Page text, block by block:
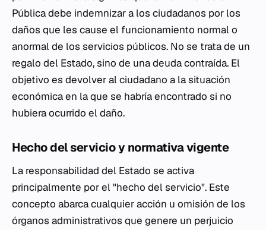
Pública debe indemnizar a los ciudadanos por los
daños que les cause el funcionamiento normal o
anormal de los servicios públicos. No se trata de un
regalo del Estado, sino de una deuda contraída. El
objetivo es devolver al ciudadano a la situación
económica en la que se habría encontrado si no
hubiera ocurrido el daño.
Hecho del servicio y normativa vigente
La responsabilidad del Estado se activa
principalmente por el "hecho del servicio". Este
concepto abarca cualquier acción u omisión de los
órganos administrativos que genere un perjuicio